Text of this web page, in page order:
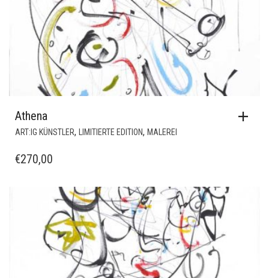
Athena
ART:IG KÜNSTLER, LIMITIERTE EDITION, MALEREI
€270,00